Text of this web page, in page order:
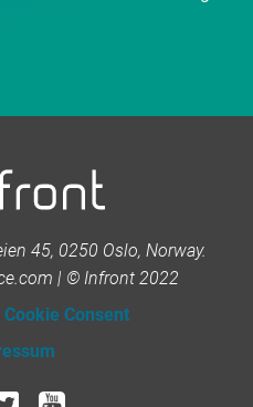
45, 0250 Oslo, Norway.
| © Infront 2022
Cookie Consent